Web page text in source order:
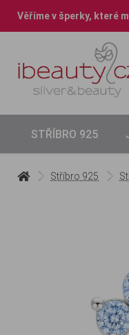
Věříme v šperky, které
STŘÍBRO 925
Stříbro 925